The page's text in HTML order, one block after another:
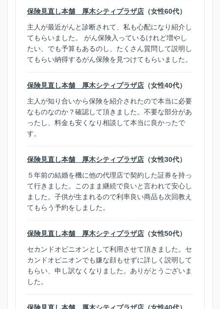
保険見直し本舗 厚木シティプラザ店 （女性60代）
主人が最近がんと診断されて、私も心配になり紹介し
てもらいました。 がん保険入っているけれど増やし
たい、でも予算もあるのし、たくさん質問して説明し
てもらい納得するがん保険を見つけてもらいました。
保険見直し本舗 厚木シティプラザ店 （女性40代）
主人が知り合いから保険を紹介されたので本当に必要
なものなのか？確認して頂きました。不要な部分があ
ったし、料金も安くなり相談して本当に良かったで
す。
保険見直し本舗 厚木シティプラザ店 （女性30代）
５年前の結婚を機に他の代理店で契約した証券を持っ
て行きました。このまま継続で良いと言われて安心し
ました。子供が生まれるので利率良い商品も次回教え
てもらう予約をしました。
保険見直し本舗 厚木シティプラザ店 （女性50代）
セカンドオピニオンとして利用させて頂きました。セ
カンドオピニオンでも嫌な顔もせずに詳しく説明して
もらい、申し訳なくなりました。ありがとうございま
した。